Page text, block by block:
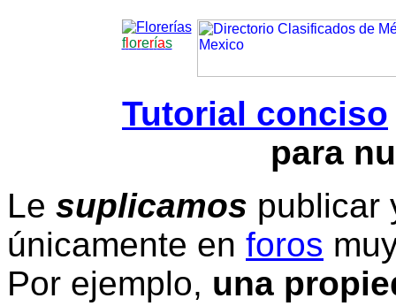
florerías
Tutorial conciso
para
Le suplicamos publicar
únicamente en foros
Por ejemplo, una